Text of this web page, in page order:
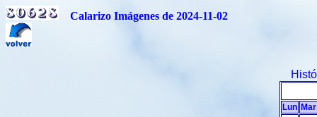
Calarizo Imágenes de 2024-11-02
Lun Mar